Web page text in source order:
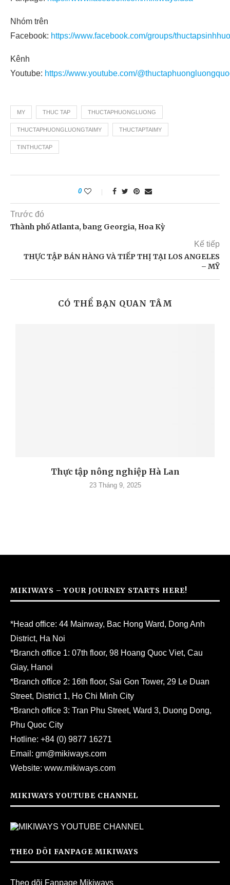
Nhóm trên
Facebook: https://www.facebook.com/groups/
Kênh
Youtube: https://www.youtube.com/
MY THUC TAP THUCTAPHUONGLUONG
THUCTAPHUONGLUONGTAIMY THUCTAPTAIMY
TINTHUCTAP
0
Trước đó
Thành phố Atlanta, bang Georgia, Hoa Kỳ
Kế tiếp
THỰC TẬP BÁN HÀNG VÀ TIẾP THỊ TẠI LOS ANGELES
– MỸ
CÓ THỂ BẠN QUAN TÂM
Thực tập nông nghiệp Hà Lan
23 Tháng 9, 2025
MIKIWAYS – YOUR JOURNEY STARTS HERE!
*Head office: 44 Mainway, Bac Hong Ward, Dong Anh
District, Ha Noi
*Branch office 1: 07th floor, 98 Hoang Quoc Viet, Cau
Giay, Hanoi
*Branch office 2: 16th floor, Sai Gon Tower, 29 Le Duan
Street, District 1, Ho Chi Minh City
*Branch office 3: Tran Phu Street, Ward 3, Duong Dong,
Phu Quoc City
Hotline: +84 (0) 9877 16271
Email: gm@mikiways.com
Website: www.mikiways.com
MIKIWAYS YOUTUBE CHANNEL
THEO DÕI FANPAGE MIKIWAYS
Theo dõi Fanpage Mikiways